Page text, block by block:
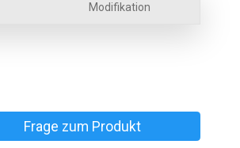
Modifikation
Frage zum Produkt